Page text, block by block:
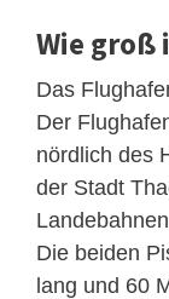
Wie groß
Das
Der
nördlich des
der Stadt
Die beiden
lang und 60